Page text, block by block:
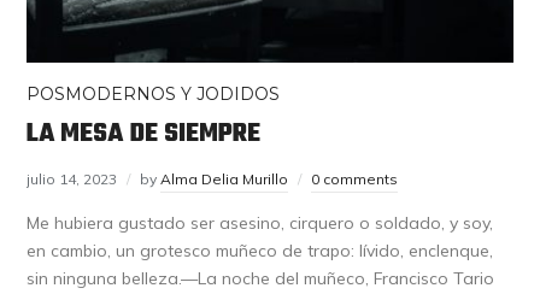
POSMODERNOS Y JODIDOS
LA MESA DE SIEMPRE
julio 14, 2023 byAlma Delia Murillo 0 comments
Me hubiera gustado ser asesino, cirquero o soldado, y soy,
en cambio, un grotesco muñeco de trapo: lívido, enclenque,
sin ninguna belleza.—La noche del muñeco, Francisco Tario